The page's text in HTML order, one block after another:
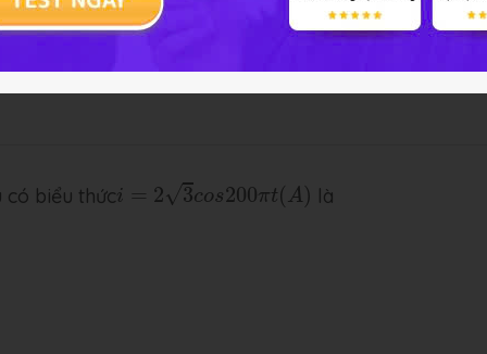
có biểu thứci = 2√3cos200πt( A )
i= 3c os 200πt A )
là